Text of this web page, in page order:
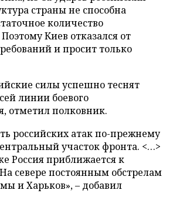
страны не способна
количество
Киев отказался от
и просит только
силы успешно теснят
линии боевого
отметил полковник.
российских атак по-прежнему
участок фронта. <…>
Россия приближается к
севере постоянным обстрелам
и Харьков», – добавил